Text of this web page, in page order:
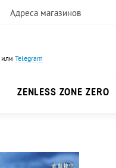
Адреса магазинов
илиTelegram
ZENLESS ZONE ZERO